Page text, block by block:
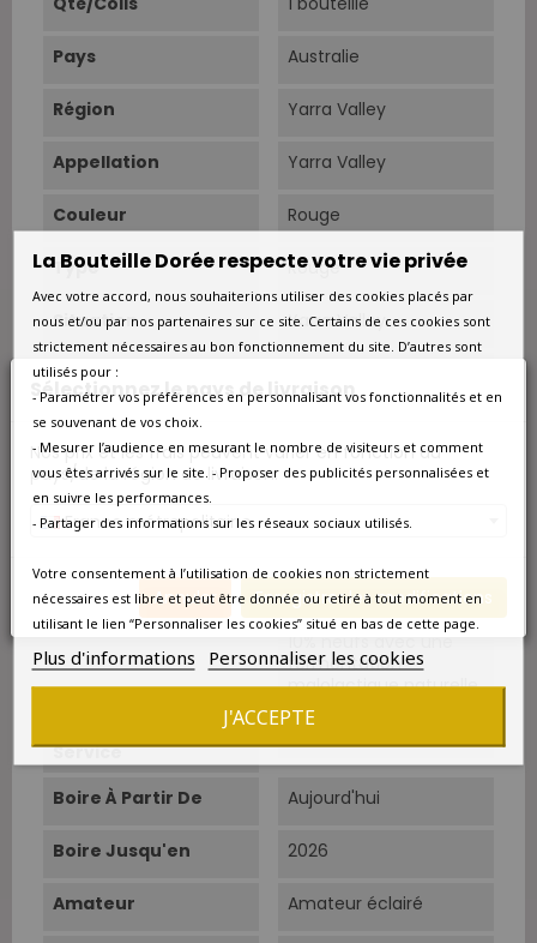
Sélectionnez le pays de livraison
Nos prix et les frais peuvent varier en fonction du
pays/de la région de livraison.
France métropolitaine
Annuler Enregistrer les modifications
Pays Australie
Région Yarra Valley
Appellation Yarra Valley
Couleur Rouge
Type Rouge
Situation Yarra Valley
Vendanges
Cépage Dominant
Cépages Syrah 100 %.
Vinification
Fermentation avec
Elevage
12 mois en fût de
chêne français dont
10% neufs avec une
fermentation
malolactique naturelle.
Service
15°C-17°C.
Boire À Partir De Aujourd'hui
Boire Jusqu'en 2026
Amateur Amateur éclairé
La Bouteille Dorée respecte votre vie privée
Avec votre accord, nous souhaiterions utiliser des cookies placés par
nous et/ou par nos partenaires sur ce site. Certains de ces cookies sont
strictement nécessaires au bon fonctionnement du site. D’autres sont
utilisés pour :
- Paramétrer vos préférences en personnalisant vos fonctionnalités et en
se souvenant de vos choix.
- Mesurer l’audience en mesurant le nombre de visiteurs et comment
vous êtes arrivés sur le site. - Proposer des publicités personnalisées et
en suivre les performances.
- Partager des informations sur les réseaux sociaux utilisés.
Votre consentement à l’utilisation de cookies non strictement
nécessaires est libre et peut être donnée ou retiré à tout moment en
utilisant le lien “Personnaliser les cookies” situé en bas de cette page.
Plus d'informations Personnaliser les cookies
J'ACCEPTE